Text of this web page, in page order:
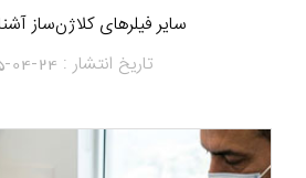
سایر فیلرهای کلاژن‌ساز
تاریخ انتشار : 04-24